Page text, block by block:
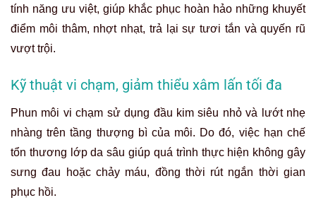
tính năng ưu việt, giúp khắc phục hoàn hảo những khuyết
điểm môi thâm, nhợt nhạt, trả lại sự tươi tắn và quyến rũ
vượt trội.
Kỹ thuật vi chạm, giảm thiểu xâm lấn tối đa
Phun môi vi chạm sử dụng đầu kim siêu nhỏ và lướt nhẹ
nhàng trên tầng thượng bì của môi. Do đó, việc hạn chế
tổn thương lớp da sâu giúp quá trình thực hiện không gây
sưng đau hoặc chảy máu, đồng thời rút ngắn thời gian
phục hồi.